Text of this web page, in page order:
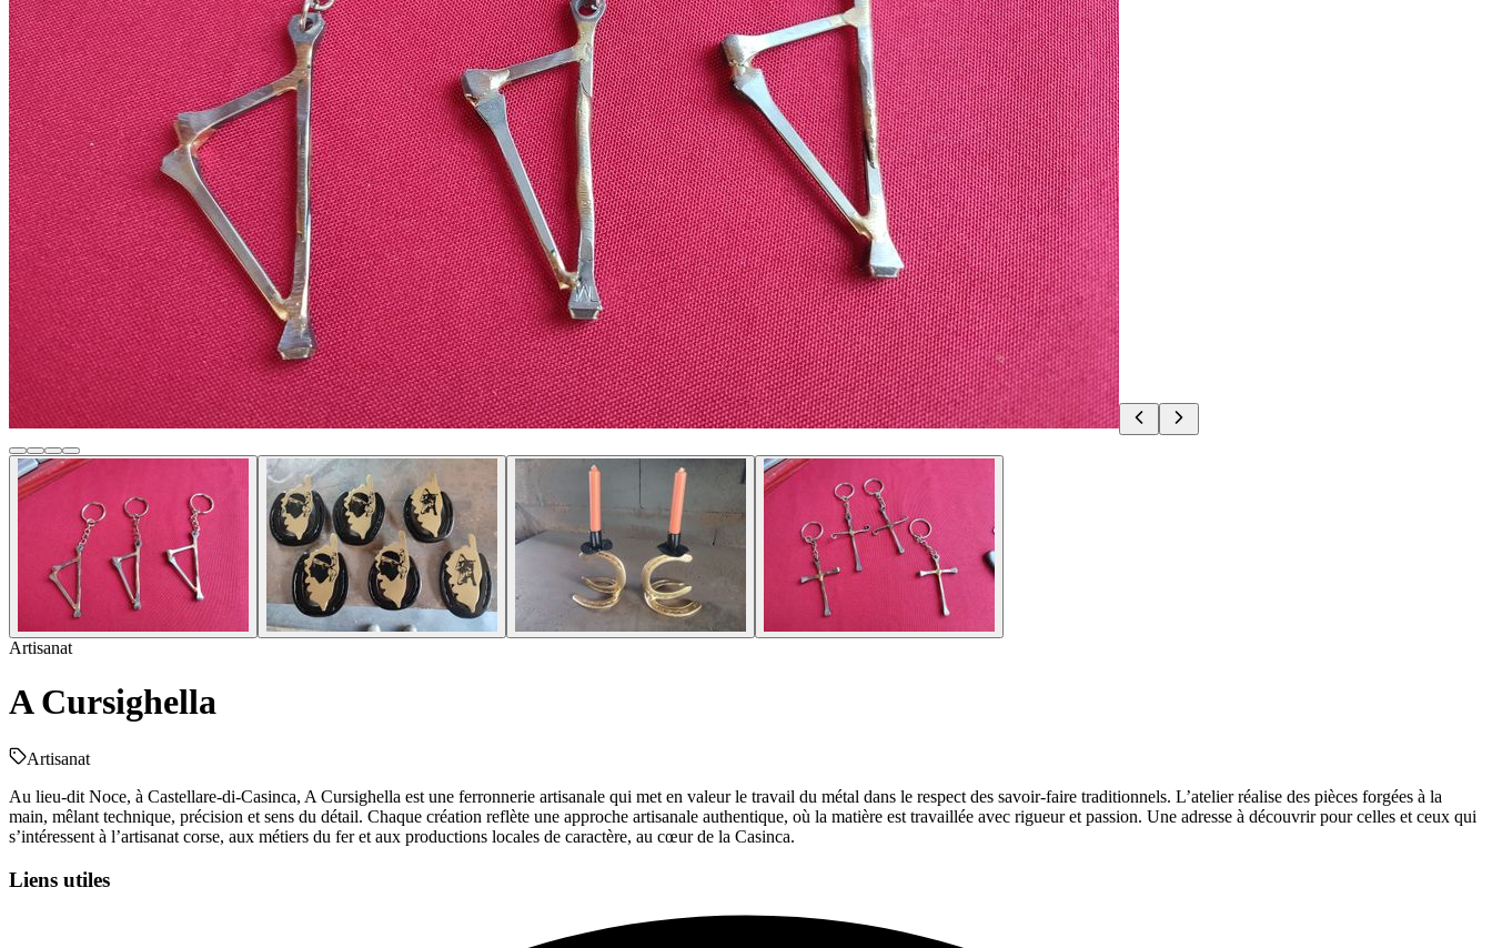
Artisanat
A Cursighella
Artisanat
Au lieu-dit Noce, à Castellare-di-Casinca, A Cursighella est une ferronnerie artisanale qui met en valeur le travail du métal dans le respect des savoir-faire traditionnels. L’atelier réalise des pièces forgées à la
main, mêlant technique, précision et sens du détail. Chaque création reflète une approche artisanale authentique, où la matière est travaillée avec rigueur et passion. Une adresse à découvrir pour celles et ceux qui
s’intéressent à l’artisanat corse, aux métiers du fer et aux productions locales de caractère, au cœur de la Casinca.
Liens utiles